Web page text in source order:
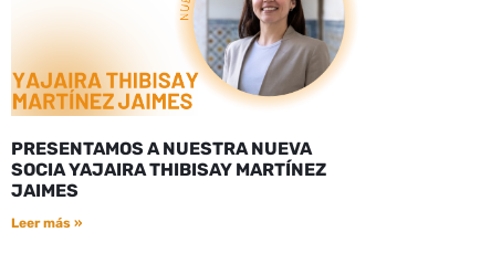
PRESENTAMOS A NUESTRA NUEVA
SOCIA YAJAIRA THIBISAY MARTÍNEZ
JAIMES
Leer más »